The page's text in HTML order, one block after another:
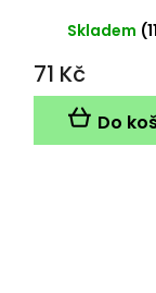
Skladem
71 Kč
Do